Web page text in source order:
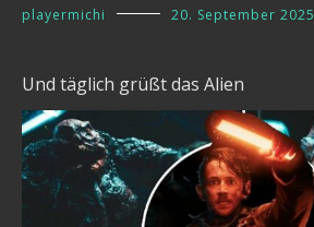
playermichi 20. September 2025
Und täglich grüßt das Alien